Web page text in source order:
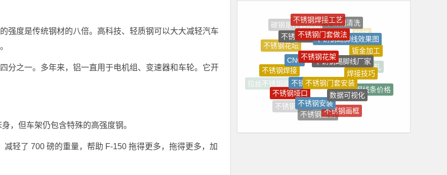
强度是传统钢材的八倍。高科技、轻质钢可以大大减轻汽车
分之一。多年来，铝一直用于电机组、变速器和车轮。它开
，但车架仍包含特殊的高强度钢。
减轻了 700 磅的重量，帮助 F-150 拖得更多，拖得更多，加
不锈钢焊接工艺不锈钢清洗
不锈钢花坛
不锈钢区别
不锈钢门套做法
不锈钢踢脚线效果图
钣金加工
冷轧
拉丝不锈钢踢脚线
不锈钢焊接
CNC
不锈钢花架
不锈钢踢脚线厂家
焊接技巧
不锈钢线条价格
不锈钢镜框
不锈钢花瓶
不锈钢焊丝
不锈钢种类
不锈钢垭口
不锈钢管不锈钢门套安装
数据可视化
不锈钢画框
不锈钢生锈
不锈钢安装